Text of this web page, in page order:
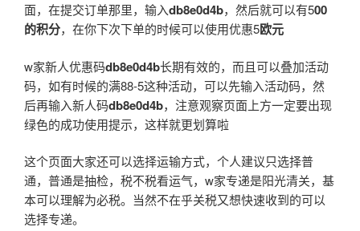
面，在提交订单那里，输入db8e0d4b，然后就可以有500
的积分，在你下次下单的时候可以使用优惠5欧元
w家新人优惠码db8e0d4b长期有效的，而且可以叠加活动
码，如有时候的满88-5这种活动，可以先输入活动码，然
后再输入新人码db8e0d4b，注意观察页面上方一定要出现
绿色的成功使用提示，这样就更划算啦
这个页面大家还可以选择运输方式，个人建议只选择普
通，普通是抽检，税不税看运气，w家专递是阳光清关，基
本可以理解为必税。当然不在乎关税又想快速收到的可以
选择专递。